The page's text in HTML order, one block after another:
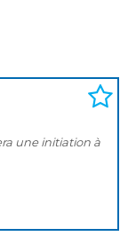
une initiation à